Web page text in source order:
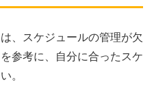
、スケジュールの管理が欠
参考に、自分に合ったスケ
。